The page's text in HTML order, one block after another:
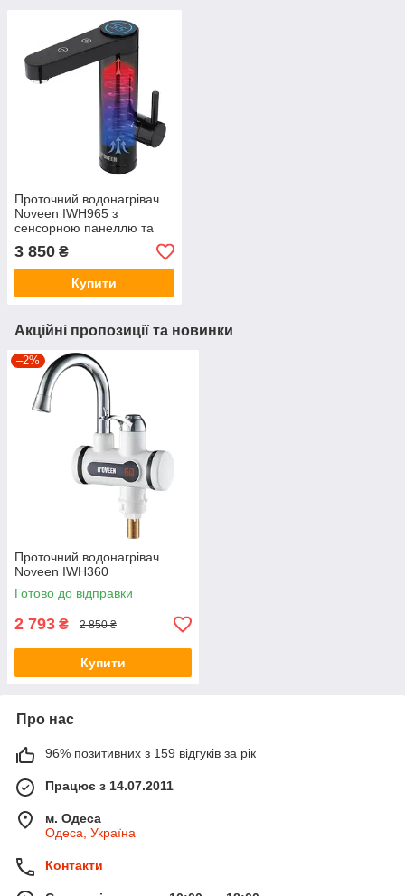
Проточний водонагрівач
Noveen IWH965 з
сенсорною панеллю та
LED-дисплеєм
3 850 ₴
Купити
Акційні пропозиції та новинки
–2%
Проточний водонагрівач
Noveen IWH360
Готово до відправки
2 793 ₴ 2 850 ₴
Купити
Про нас
96% позитивних з 159 відгуків за рік
Працює з 14.07.2011
м. Одеса
Одеса, Україна
Контакти